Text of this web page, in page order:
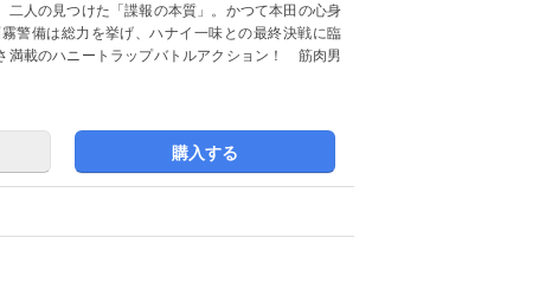
人の見つけた「諜報の本質」。かつて本田の心身
警備は総力を挙げ、ハナイ一味との最終決戦に臨
満載のハニートラップバトルアクション！ 筋肉男
購入する